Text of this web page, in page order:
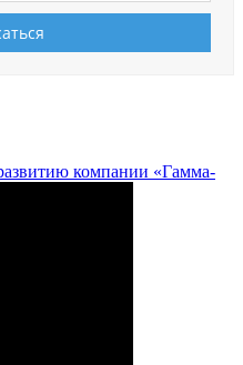
компании «Гамма-